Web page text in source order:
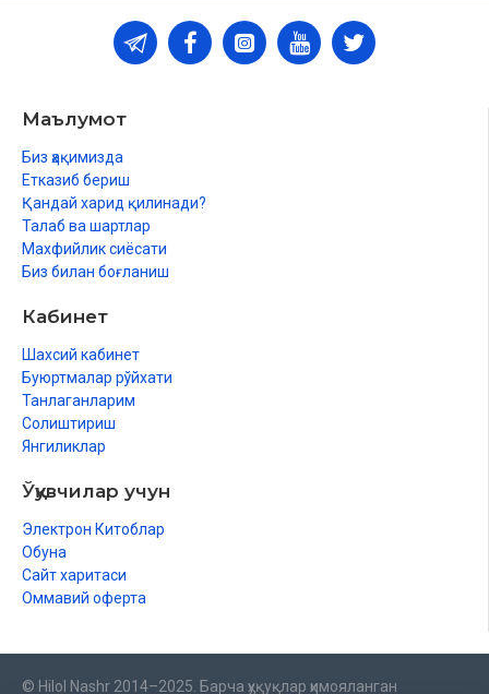
Маълумот
Биз ҳақимизда
Етказиб бериш
Қандай харид қилинади?
Талаб ва шартлар
Махфийлик сиёсати
Биз билан боғланиш
Кабинет
Шахсий кабинет
Буюртмалар рўйхати
Танлаганларим
Солиштириш
Янгиликлар
Ўқувчилар учун
Электрон Китоблар
Обуна
Сайт харитаси
Оммавий оферта
© Hilol Nashr 2014–2025. Барча ҳуқуқлар ҳимояланган